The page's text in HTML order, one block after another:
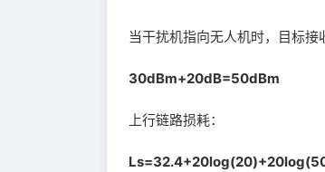
当干扰机指向无人机时，目标接
30dBm+20dB=50dBm
上行链路损耗：